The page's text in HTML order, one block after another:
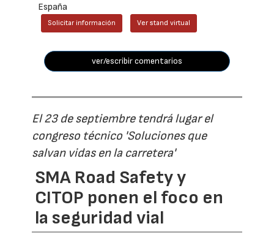
España
Solicitar información Ver stand virtual
ver/escribir comentarios
El 23 de septiembre tendrá lugar el
congreso técnico 'Soluciones que
salvan vidas en la carretera'
SMA Road Safety y
CITOP ponen el foco en
la seguridad vial